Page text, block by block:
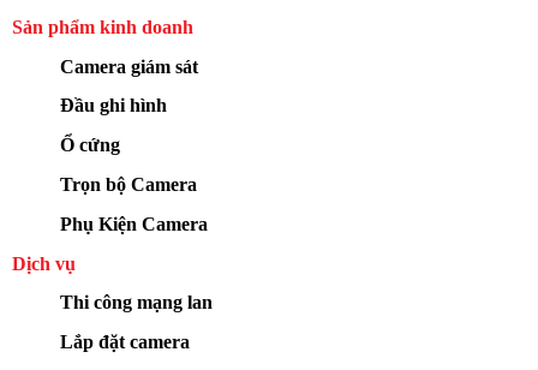
Camera Ezviz CS-H8c-R200-1J5WKFL quay 350 độ phù
Camera EZVIZ H8C Pro 3K với quay 350°, AI phát
Sản phẩm kinh doanh
Camera giám sát
Đầu ghi hình
Ổ cứng
Trọn bộ Camera
Phụ Kiện Camera
Dịch vụ
Thi công mạng lan
Lắp đặt camera